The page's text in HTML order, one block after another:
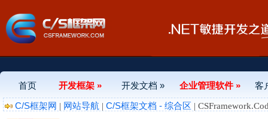
首页 开发框架 » 开发文档 » 企业管理软件 »
客
C/S框架网 | 网站导航 | C/S框架文档 - 综合区 |